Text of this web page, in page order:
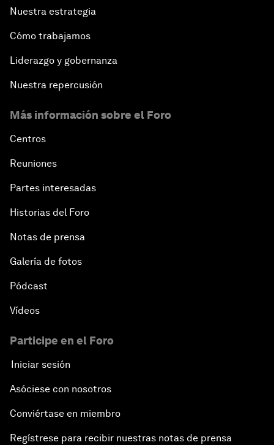
Nuestra estrategia
Cómo trabajamos
Liderazgo y gobernanza
Nuestra repercusión
Más información sobre el Foro
Centros
Reuniones
Partes interesadas
Historias del Foro
Notas de prensa
Galería de fotos
Pódcast
Vídeos
Participe en el Foro
Iniciar sesión
Asóciese con nosotros
Conviértase en miembro
Regístrese para recibir nuestras notas de prensa